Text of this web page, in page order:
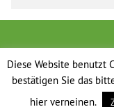
Diese Website benutzt
bestätigen Sie das
hier verneinen.